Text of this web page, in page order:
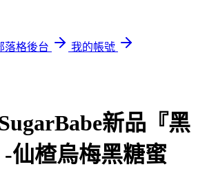
落格後台
我的帳號
新品『黑
仙楂烏梅黑糖蜜